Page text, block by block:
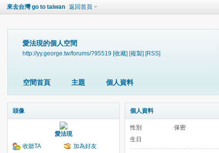
來去台灣 go to taiwan 返回首頁
愛法現的個人空間
http://yy.george.tw/forums/?95519 [收藏] [複製] [RSS]
空間首頁 主題 個人資料
頭像
愛法現
收聽TA
加為好友
個人資料
性別
保密
生日